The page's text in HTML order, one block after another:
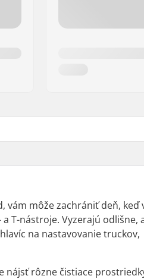
vám môže zachrániť deň, keď
T-nástroje. Vyzerajú odlišne,
na nastavovanie truckov,
nájsť rôzne čistiace